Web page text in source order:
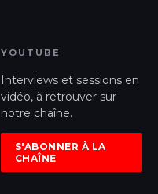
YOUTUBE
Interviews et sessions en
vidéo, à retrouver sur
notre chaîne.
S'ABONNER À LA
CHAÎNE